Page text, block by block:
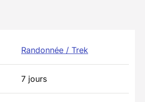
Randonnée / Trek
7 jours